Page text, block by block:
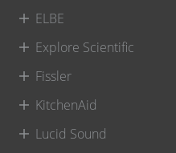
ELBE
Explore Scientific
Fissler
KitchenAid
Lucid Sound